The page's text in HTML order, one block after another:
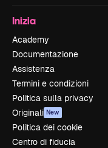
Inizia
Academy
Documentazione
Assistenza
Termini e condizioni
Politica sulla privacy
Originali New
Politica dei cookie
Centro di fiducia